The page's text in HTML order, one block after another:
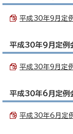
平成30年9月定
平成30年9月定例
平成30年9月定
平成30年6月定例
平成30年6月定